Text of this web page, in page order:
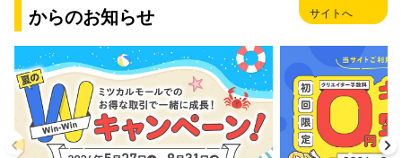
からのお知らせ
サイトへ